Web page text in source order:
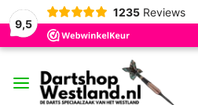
9,5
1235 Reviews